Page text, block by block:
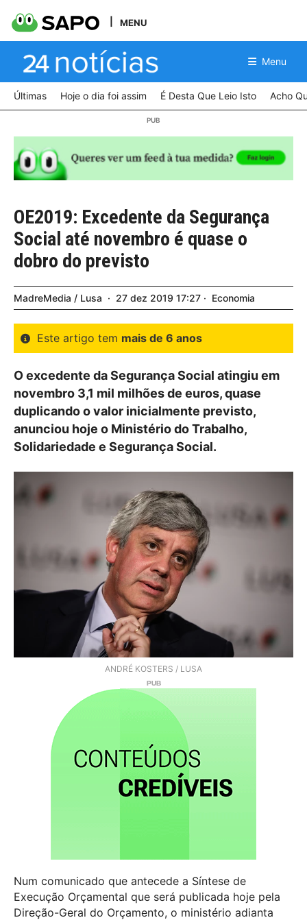
MENU
Menu
Últimas Hoje o dia foi assim É Desta Que Leio Isto Acho
OE2019: Excedente da Segurança
Social até novembro é quase o
dobro do previsto
MadreMedia / Lusa 27 dez 2019 17:27 Economia
Este artigo tem mais de 6 anos
O excedente da Segurança Social atingiu em
novembro 3,1 mil milhões de euros, quase
duplicando o valor inicialmente previsto,
anunciou hoje o Ministério do Trabalho,
Solidariedade e Segurança Social.
ANDRÉ KOSTERS / LUSA
Num comunicado que antecede a Síntese de
Execução Orçamental que será publicada hoje pela
Direção-Geral do Orçamento, o ministério adianta